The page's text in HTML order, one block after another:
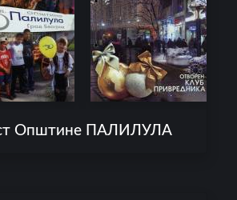
Општине ПАЛИЛУЛА